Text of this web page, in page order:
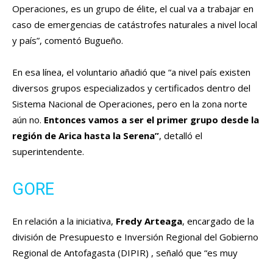
Operaciones, es un grupo de élite, el cual va a trabajar en
caso de emergencias de catástrofes naturales a nivel local
y país”, comentó Bugueño.
En esa línea, el voluntario añadió que “a nivel país existen
diversos grupos especializados y certificados dentro del
Sistema Nacional de Operaciones, pero en la zona norte
aún no. Entonces vamos a ser el primer grupo desde la
región de Arica hasta la Serena”, detalló el
superintendente.
GORE
En relación a la iniciativa, Fredy Arteaga, encargado de la
división de Presupuesto e Inversión Regional del Gobierno
Regional de Antofagasta (DIPIR) , señaló que “es muy